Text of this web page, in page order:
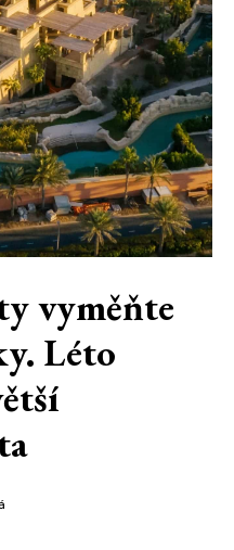
vyměňte
Léto